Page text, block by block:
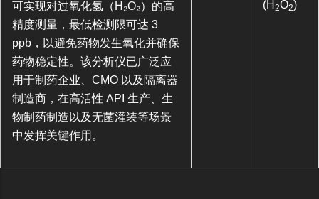
可实现对过氧化氢（H₂O₂）的高
精度测量，最低检测限可达 3
ppb，以避免药物发生氧化并确保
药物稳定性。该分析仪已广泛应
用于制药企业、CMO 以及隔离器
制造商，在高活性 API 生产、生
物制药制造以及无菌灌装等场景
中发挥关键作用。
(H 2O2)